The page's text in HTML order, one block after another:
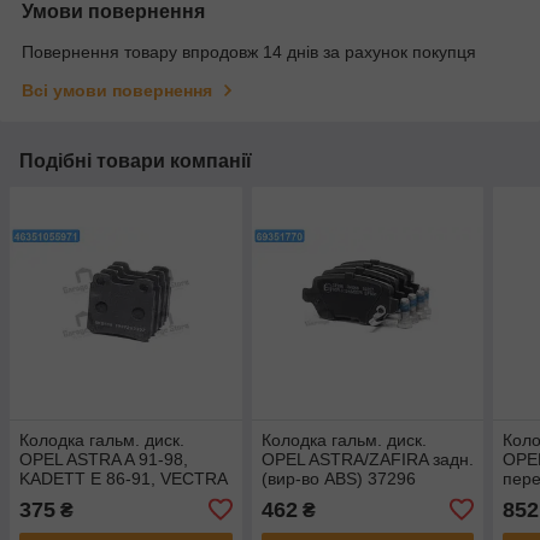
Умови повернення
Повернення товару впродовж 14 днів за рахунок покупця
Всі умови повернення
Подібні товари компанії
Колодка гальм. диск.
OPEL ASTRA A 91-98,
KADETT E 86-91, VECTRA
A 88-95 задн. (вир-во LPR)
05P333
375 ₴
Колодка гальм. диск.
OPEL ASTRA/ZAFIRA задн.
(вир-во ABS) 37296
462 ₴ 852